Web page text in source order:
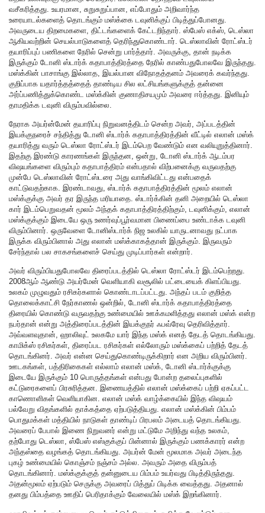
வசீகரித்தது. உயரமான, சுறுசுறுப்பான, எப்போதும் அறிவார்ந்த
உரையாடல்களைத் தொடங்கும் மஸ்க்கை டவுனிக்குப் பிடித்துப்போனது.
அவருடைய திறமைகளை, திட்டங்களைக் கேட்டறிந்தார். ஸ்பேஸ் எக்ஸ், டெஸ்லா
ஆகியவற்றின் செயல்பாடுகளைத் தெரிந்துகொண்டார். டெஸ்லாவின் ரோட்ஸ்டர்
தயாரிப்புப் பணிகளை நேரில் சென்று பார்த்தார். அவருக்கு, தான் நடிக்க
இருக்கும் டோனி ஸ்டார்க் கதாபாத்திரத்தை நேரில் காண்பதுபோலவே இருந்தது.
மஸ்க்கின் பாசாங்கு இல்லாத, இயல்பான விநோதத்தனம் அவரைக் கவர்ந்தது.
குறிப்பாக யதார்த்தத்தைத் தாண்டிய சில லட்சியங்களுக்குத் தன்னை
அர்ப்பணித்துக்கொண்ட மஸ்க்கின் குணாதிசயமும் அவரை ஈர்த்தது. இனியும்
தாமதிக்க டவுனி விரும்பவில்லை.
நேராக அயர்ன்மேன் தயாரிப்பு நிறுவனத்திடம் சென்ற அவர், அப்படத்தின்
இயக்குநரைச் சந்தித்து டோனி ஸ்டார்க் கதாபாத்திரத்தின் வீட்டில் எலான் மஸ்க்
தயாரித்து வரும் டெஸ்லா ரோட்ஸ்டர் இடம்பெற வேண்டும் என வலியுறுத்தினார்.
இதற்கு இரண்டு காரணங்கள் இருந்தன, ஒன்று, டோனி ஸ்டார்க் ஆடம்பர
விஷயங்களை விரும்பும் கதாபாத்திரம் என்பதால் விற்பனைக்கு வருவதற்கு
முன்பே டெஸ்லாவின் ரோட்ஸ்டரை அது வாங்கிவிட்டது என்பதைக்
காட்டுவதற்காக. இரண்டாவது, ஸ்டார்க் கதாபாத்திரத்தின் மூலம் எலான்
மஸ்க்குக்கு அவர் தர இருந்த மரியாதை. ஸ்டார்க்கின் தனி அறையில் டெஸ்லா
கார் இடம்பெறுவதன் மூலம் அந்தக் கதாபாத்திரத்திற்கும், டவுனிக்கும், எலான்
மஸ்க்குக்கும் இடையே ஒரு உணர்வுப்பூர்வமான பிணைப்பை உண்டாக்க டவுனி
விரும்பினார். ஒருவேளை டோனிஸ்டார்க் நிஜ உலகில் யாருடனாவது நட்பாக
இருக்க விரும்பினால் அது எலான் மஸ்க்காகத்தான் இருக்கும். இருவரும்
சேர்ந்தால் பல சாகசங்களைச் செய்து முடிப்பார்கள் என்றார்.
அவர் விரும்பியதுபோலவே திரைப்படத்தில் டெஸ்லா ரோட்ஸ்டர் இடம்பெற்றது.
2008ஆம் ஆண்டு அயர்மேன் வெளியாகி வசூலில் பட்டையைக் கிளப்பியது.
உலகம் முழுவதும் ரசிகர்களால் கொண்டாடப்பட்டது. அந்தப் படம் குறித்த
தொலைக்காட்சி நேர்காணல் ஒன்றில், டோனி ஸ்டார்க் கதாபாத்திரத்தை
திரையில் கொண்டு வருவதற்கு உண்மையில் ஊக்கமளித்தது எலான் மஸ்க் என்ற
நபர்தான் என்று அத்திரைப்படத்தின் இயக்குநர் ஃபவ்ரேவு தெரிவித்தார்.
அவ்வளவுதான், ஹாலிவுட் உலகமே யார் இந்த மஸ்க் எனத் தேடத் தொடங்கியது.
காமிக்ஸ் ரசிகர்கள், திரைப்பட ரசிகர்கள் எல்லோரும் மஸ்க்கைப் பற்றித் தேடத்
தொடங்கினர். அவர் என்ன செய்துகொண்டிருக்கிறார் என அறிய விரும்பினர்.
ஊடகங்கள், பத்திரிகைகள் எல்லாம் எலான் மஸ்க், டோனி ஸ்டார்க்குக்கு
இடையே இருக்கும் 10 பொருத்தங்கள் என்பது போன்ற தலைப்புகளில்
கட்டுரைகளைப் பிரசுரித்தன. இணையத்தில் எலான் மஸ்க்கைப் பற்றி ஏகப்பட்ட
காணொளிகள் வெளியாகின. எலான் மஸ்க் வாழ்க்கையில் இந்த விஷயம்
பல்வேறு விதங்களில் தாக்கத்தை ஏற்படுத்தியது. எலான் மஸ்க்கின் பிம்பம்
பொதுமக்கள் மத்தியில் நாடுகள் தாண்டிப் பிரபலம் அடையத் தொடங்கியது.
அவரைப் பேபால் இணை நிறுவனர் என்று மட்டுமே அறிந்து வந்த உலகம்,
தற்போது டெஸ்லா, ஸ்பேஸ் எஸ்குக்குப் பின்னால் இருக்கும் பணக்காரர் என்ற
அந்தஸ்தை வழங்கத் தொடங்கியது. அயர்ன் மேன் மூலமாக அவர் அடைந்த
புகழ் உண்மையில் கொஞ்சம் நஞ்சம் அல்ல. அவரும் அதை விரும்பத்
தொடங்கினார். மஸ்க்குக்குத் தன்னுடைய பிம்பம் உயர்வது பிடித்திருந்தது.
அதன்மூலம் ஏற்படும் செருக்கு அவரைப் பித்துப் பிடிக்க வைத்தது. அதனால்
தனது பிம்பத்தை ஊதிப் பெரிதாக்கும் வேலையில் மஸ்க் இறங்கினார்.